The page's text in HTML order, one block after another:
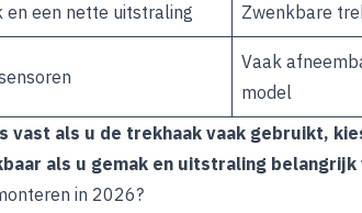
en een nette uitstraling Zwenkbare
Vaak
model
vast als u de trekhaak vaak gebruikt,
als u gemak en uitstraling belangrijk
in 2026?